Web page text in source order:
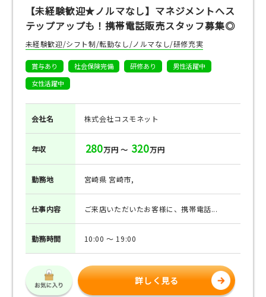
【未経験歓迎★ノルマなし】マネジメントへス
テップアップも！携帯電話販売スタッフ募集◎
未経験歓迎/シフト制/転勤なし/ノルマなし/研修充実
賞与あり 社会保険完備 研修あり
男性活躍中
女性活躍中
会社名 株式会社コスモネット
年収 280万円 ～ 320万円
勤務地 宮崎県 宮崎市,
仕事内容 ご来店いただいたお客様に、携帯電話...
勤務時間 10:00 ～ 19:00
詳しく見る